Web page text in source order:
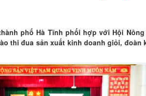
phố Hà Tĩnh phối hợp với Hội
thi đua sản xuất kinh doanh giỏi, đoàn